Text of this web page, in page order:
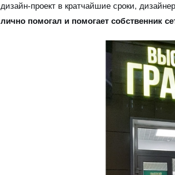
дизайн-проект в кратчайшие сроки,
лично помогал и помогает собственник